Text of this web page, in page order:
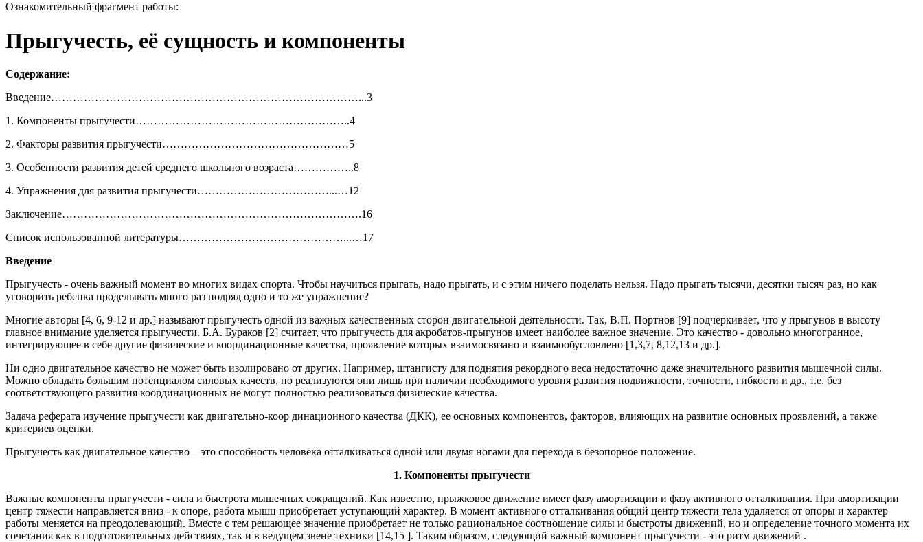
Ознакомительный фрагмент работы:
Прыгучесть, её сущность и компоненты
Содержание:
Введение…………………………………………………………………………...3
1. Компоненты прыгучести…………………………………………………..4
2. Факторы развития прыгучести……………………………………………5
3. Особенности развития детей среднего школьного возраста……………..8
4. Упражнения для развития прыгучести………………………………...…12
Заключение……………………………………………………………………….16
Список использованной литературы………………………………………...…17
Введение
Прыгучесть - очень важный момент во многих видах спорта. Чтобы научиться прыгать, надо прыгать, и с этим ничего поделать нельзя. Надо прыгать тысячи, десятки тысяч раз, но как
уговорить ребенка проделывать много раз подряд одно и то же упражнение?
Многие авторы [4, 6, 9-12 и др.] называют прыгучесть одной из важных качественных сторон двигательной деятельности. Так, В.П. Портнов [9] подчеркивает, что у прыгунов в высоту
главное внимание уделяется прыгучести. Б.А. Бураков [2] считает, что прыгучесть для акробатов-прыгунов имеет наиболее важное значение. Это качество - довольно многогранное,
интегрирующее в себе другие физические и координационные качества, проявление которых взаимосвязано и взаимообусловлено [1,3,7, 8,12,13 и др.].
Ни одно двигательное качество не может быть изолировано от других. Например, штангисту для поднятия рекордного веса недостаточно даже значительного развития мышечной силы.
Можно обладать большим потенциалом силовых качеств, но реализуются они лишь при наличии необходимого уровня развития подвижности, точности, гибкости и др., т.е. без
соответствующего развития координационных не могут полностью реализоваться физические качества.
Задача реферата изучение прыгучести как двигательно-коор динационного качества (ДКК), ее основных компонентов, факторов, влияющих на развитие основных проявлений, а также
критериев оценки.
Прыгучесть как двигательное качество – это способность человека отталкиваться одной или двумя ногами для перехода в безопорное положение.
1. Компоненты прыгучести
Важные компоненты прыгучести - сила и быстрота мышечных сокращений. Как известно, прыжковое движение имеет фазу амортизации и фазу активного отталкивания. При амортизации
центр тяжести направляется вниз - к опоре, работа мышц приобретает уступающий характер. В момент активного отталкивания общий центр тяжести тела удаляется от опоры и характер
работы меняется на преодолевающий. Вместе с тем решающее значение приобретает не только рациональное соотношение силы и быстроты движений, но и определение точного момента их
сочетания как в подготовительных действиях, так и в ведущем звене техники [14,15 ]. Таким образом, следующий важный компонент прыгучести - это ритм движений .